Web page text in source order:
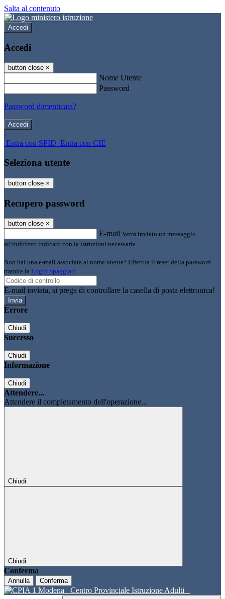
Salta al contenuto
Accedi
Accedi
button close ×
Nome Utente
Password
Password dimenticata?
-
Entra con SPID Entra con CIE
Seleziona utente
button close ×
Recupero password
button close ×
E-mail Verrà inviato un messaggio
all'indirizzo indicato con le istruzioni necessarie.
Non hai una e-mail associata al nome utente? Effettua il reset della password
tramite la Login Spaggiari
E-mail inviata, si prega di controllare la casella di posta elettronica!
Errore
Chiudi
Successo
Chiudi
Informazione
Chiudi
Attendere...
Attendere il completamento dell'operazione...
Chiudi
Chiudi
Conferma
Annulla Conferma
Centro Provinciale Istruzione Adulti